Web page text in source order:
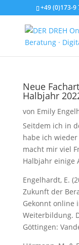
+49 (0)173-9
Neue
Halbjahr
von Emily
Seitdem ich in
habe ich
macht mir viel
Halbjahr einige
Engelhardt, E.
Zukunft der
Gekonnt online
Weiterbildung.
Göttingen: